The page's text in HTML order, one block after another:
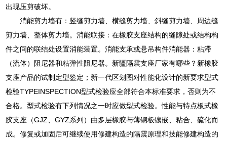
出现压剪破坏。
消能剪力墙有：竖缝剪力墙、横缝剪力墙、斜缝剪力墙、周边缝
剪力墙、整体剪力墙。消能联接：在橡胶支座结构的缝隙处或结构构
件之间的联结处设置消能装置。消能支承或悬吊构件消能器：粘滞
（流体）阻尼器和粘弹性阻尼器。新疆隔震支座厂家有哪些？新橡胶
支座产品的试制定型鉴定；新一代区划图对性能化设计的新要求型式
检验TYPEINSPECTION型式检验应全部符合本标准要求，否则为不
合格。型式检验有下列情况之一时应做型式检验。性能与特点板式橡
胶支座（GJZ、GYZ系列）由多层橡胶与薄钢板镶嵌、粘合、硫化而
成。修复或加固后可继续使用修建构造的隔震原理和技能修建构造的